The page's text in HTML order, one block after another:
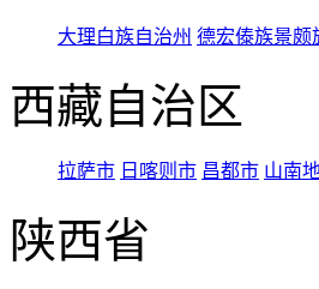
大理白族自治州 德宏傣族景颇
西藏自治区
拉萨市 日喀则市 昌都市 山南
陕西省